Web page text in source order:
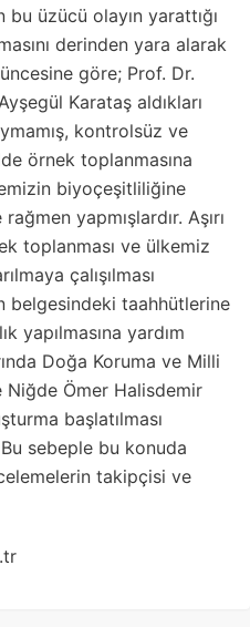
üzücü olayın yarattığı
derinden yara alarak
göre; Prof. Dr.
Karataş aldıkları
kontrolsüz ve
örnek toplanmasına
biyoçeşitliliğine
yapmışlardır. Aşırı
toplanması ve ülkemiz
çalışılması
belgesindeki taahhütlerine
yapılmasına yardım
Doğa Koruma ve Milli
Niğde Ömer Halisdemir
başlatılması
sebeple bu konuda
takipçisi ve